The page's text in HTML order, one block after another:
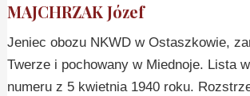
MAJCHRZAK Józef
Jeniec obozu NKWD w Ostaszkowie,
Twerze i pochowany w Miednoje. Lista
numeru z 5 kwietnia 1940 roku.